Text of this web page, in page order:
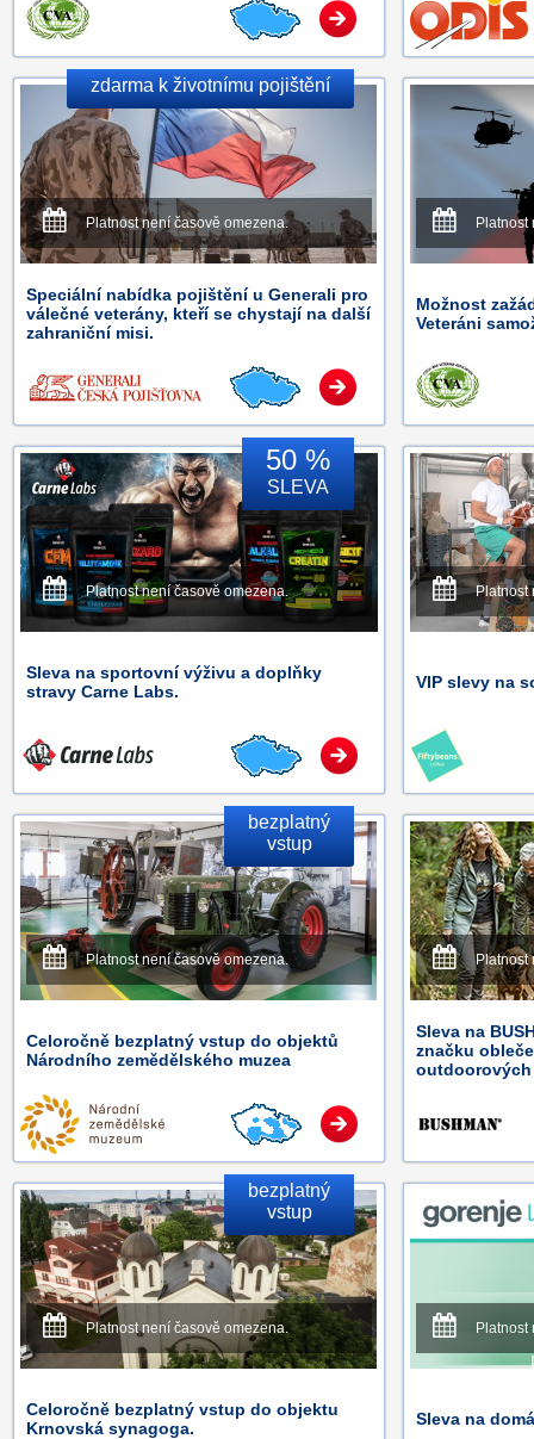
zdarma k životnímu pojištění
Platnost není časově omezena.
Speciální nabídka pojištění u Generali pro
válečné veterány, kteří se chystají na další
zahraniční misi.
Platnost
Možnost
Veteráni
50 %
SLEVA
Platnost není časově omezena.
Sleva na sportovní výživu a doplňky
stravy Carne Labs.
Platnost
VIP slevy na
bezplatný
vstup
Platnost není časově omezena.
Celoročně bezplatný vstup do objektů
Národního zemědělského muzea
Platnost
Sleva na
značku
bezplatný
vstup
Platnost není časově omezena.
Celoročně bezplatný vstup do objektu
Krnovská synagoga.
Platnost
Sleva na